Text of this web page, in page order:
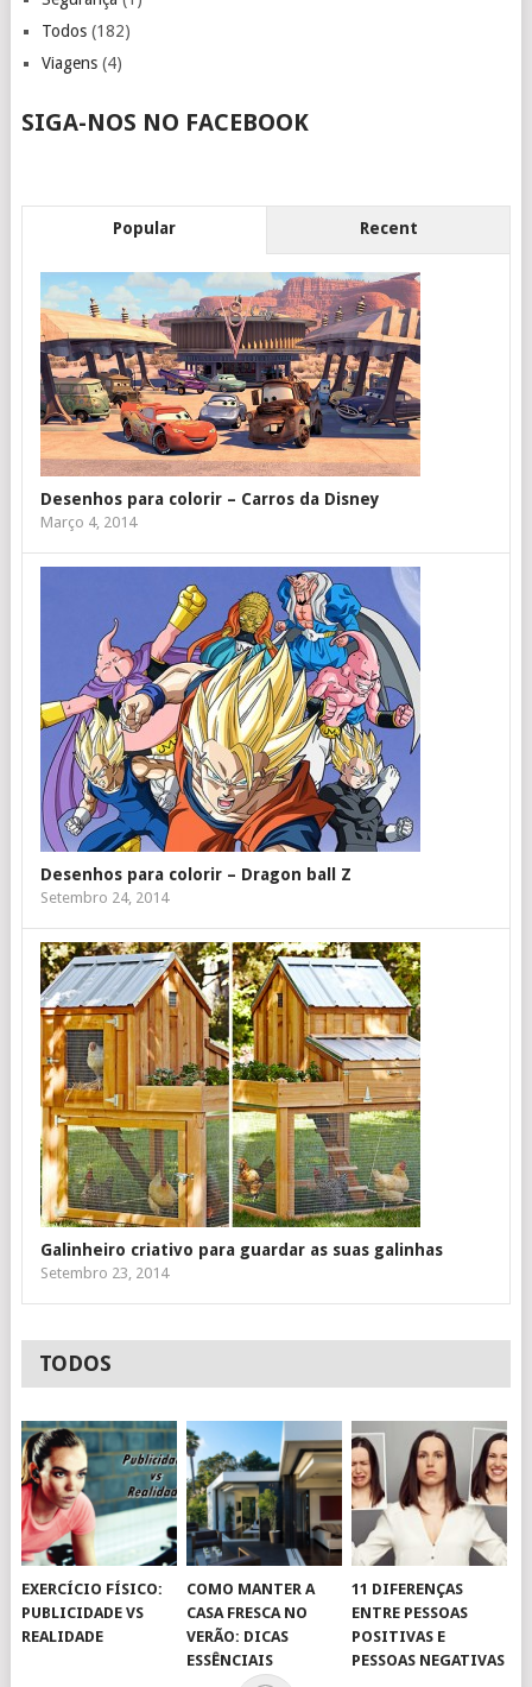
Todos(182)
Viagens(4)
SIGA-NOS NO FACEBOOK
Popular Recent
Desenhos para colorir – Carros da Disney
Março 4, 2014
Desenhos para colorir – Dragon ball Z
Setembro 24, 2014
Galinheiro criativo para guardar as suas galinhas
Setembro 23, 2014
TODOS
EXERCÍCIO FÍSICO:
PUBLICIDADE VS
REALIDADE
COMO MANTER A
CASA FRESCA NO
VERÃO: DICAS
ESSÊNCIAIS
11 DIFERENÇAS
ENTRE PESSOAS
POSITIVAS E
PESSOAS NEGATIVAS